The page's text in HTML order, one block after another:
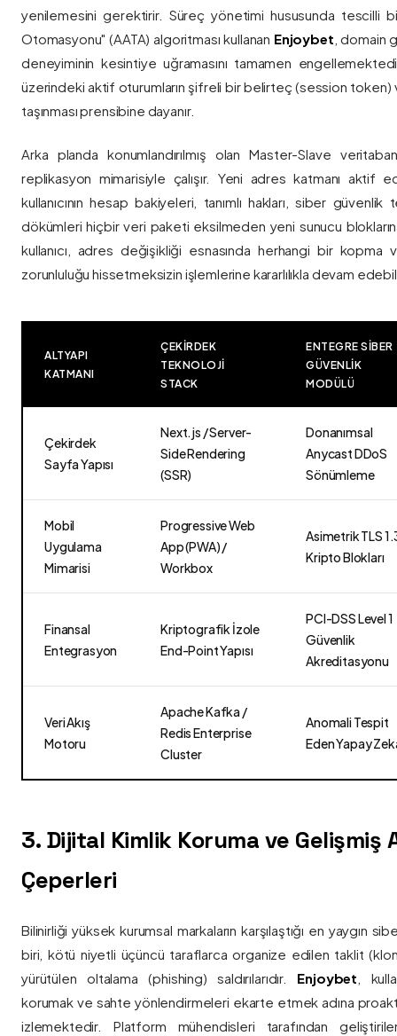
yenilemesini gerektirir. Süreç yönetimi hususunda tescilli
Otomasyonu" (AATA) algoritması kullanan Enjoybet , domain
deneyiminin kesintiye uğramasını tamamen
üzerindeki aktif oturumların şifreli bir belirteç (session token)
taşınması prensibine dayanır.
Arka planda konumlandırılmış olan Master-Slave
replikasyon mimarisiyle çalışır. Yeni adres katmanı aktif
kullanıcının hesap bakiyeleri, tanımlı hakları, siber
dökümleri hiçbir veri paketi eksilmeden yeni sunucu
kullanıcı, adres değişikliği esnasında herhangi bir
zorunluluğu hissetmeksizin işlemlerine kararlılıkla devam
ALTYAPI
KATMANI
ÇEKIRDEK
TEKNOLOJI
STACK
ENTEGRE SIBER
GÜVENLIK
MODÜLÜ
Çekirdek
Sayfa Yapısı
Next.js / Server-
Side Rendering
(SSR)
Donanımsal
Anycast DDoS
Sönümleme
Mobil
Uygulama
Mimarisi
Progressive Web
App (PWA) /
Workbox
Asimetrik TLS
Kripto Blokları
Finansal
Entegrasyon
Kriptografik İzole
End-Point Yapısı
PCI-DSS Level 1
Güvenlik
Akreditasyonu
Veri Akış
Motoru
Apache Kafka /
Redis Enterprise
Cluster
Anomali Tespit
Eden Yapay
3. Dijital Kimlik Koruma ve Gelişmiş
Çeperleri
Bilinirliği yüksek kurumsal markaların karşılaştığı en yaygın
biri, kötü niyetli üçüncü taraflarca organize edilen taklit
yürütülen oltalama (phishing) saldırılarıdır. Enjoybet ,
korumak ve sahte yönlendirmeleri ekarte etmek adına
izlemektedir. Platform mühendisleri tarafından